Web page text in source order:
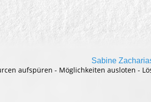
Sabine
aufspüren - Möglichkeiten ausloten -